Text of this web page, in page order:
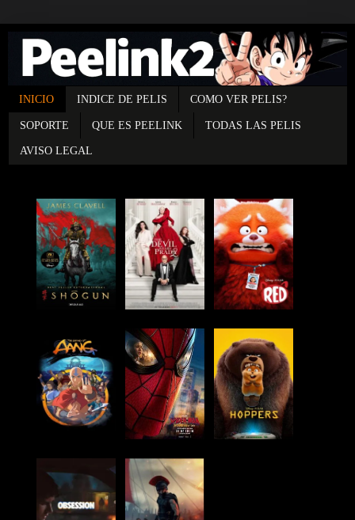
INICIO INDICE DE PELIS COMO VER PELIS?
SOPORTE QUE ES PEELINK TODAS LAS PELIS
AVISO LEGAL